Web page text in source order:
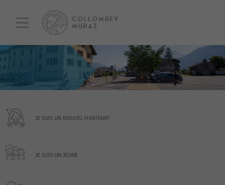
JE SUIS UN NOUVEL HABITANT
JE SUIS UN JEUNE